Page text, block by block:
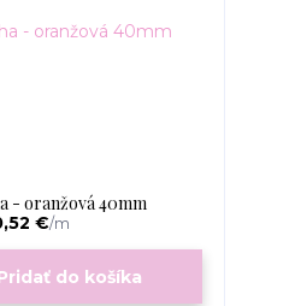
- oranžová 40mm
€/m
do košíka